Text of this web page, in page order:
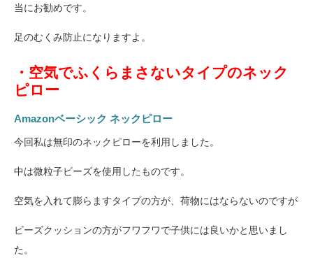
当にお勧めです。
足のむくみ防止になりますよ。
・空気でふくらまさないタイプのネック
ピロー
Amazonベーシック ネックピロー
今回私は無印のネックピローを利用しました。
中は微粒子ビーズを使用したものです。
空気を入れて膨らますタイプの方が、荷物にはならないのですが
ビーズクッションの方がフワフワで子供には良いかと思いまし
た。